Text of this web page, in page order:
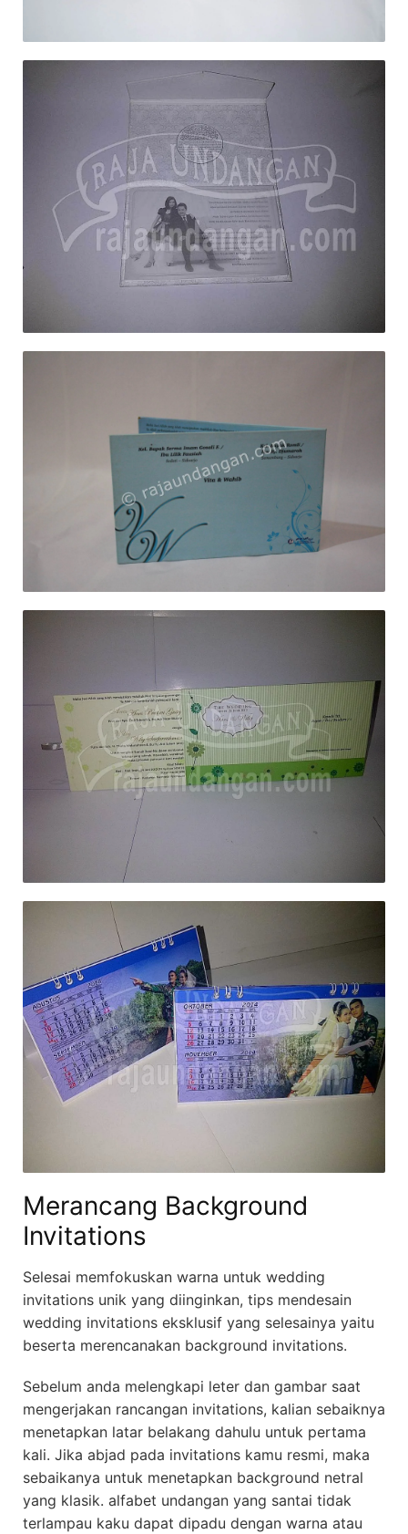
Merancang Background
Invitations
Selesai memfokuskan warna untuk wedding
invitations unik yang diinginkan, tips mendesain
wedding invitations eksklusif yang selesainya yaitu
beserta merencanakan background invitations.
Sebelum anda melengkapi leter dan gambar saat
mengerjakan rancangan invitations, kalian sebaiknya
menetapkan latar belakang dahulu untuk pertama
kali. Jika abjad pada invitations kamu resmi, maka
sebaikanya untuk menetapkan background netral
yang klasik. alfabet undangan yang santai tidak
terlampau kaku dapat dipadu dengan warna atau